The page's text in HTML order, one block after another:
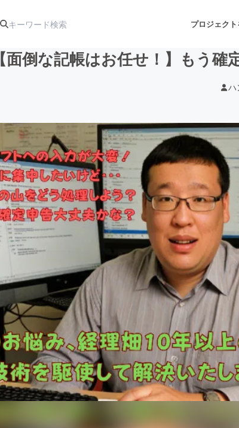
プロジェク
アート・写真
テクノロジー・ガジェット ゲーム・サービス
映像・映画 書籍・雑誌出版
ビジネス・起業 チャレンジ
まちづくり・地域活性化
【面倒な記帳はお任せ！】もう
ハ